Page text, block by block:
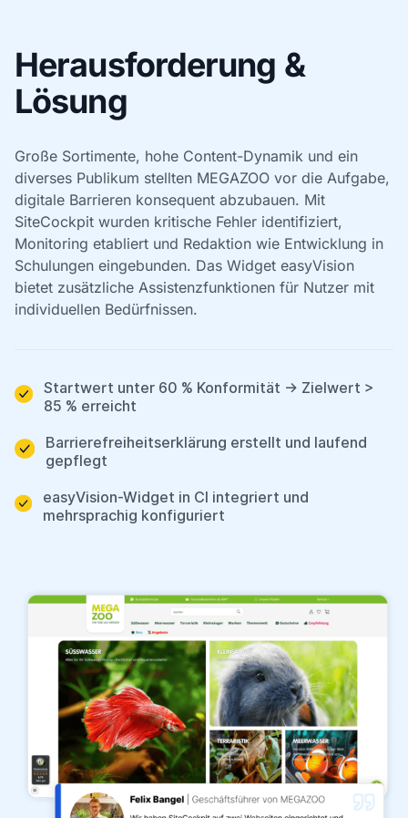
Herausforderung &
Lösung
Große Sortimente, hohe Content-Dynamik und ein
diverses Publikum stellten MEGAZOO vor die Aufgabe,
digitale Barrieren konsequent abzubauen. Mit
SiteCockpit wurden kritische Fehler identifiziert,
Monitoring etabliert und Redaktion wie Entwicklung in
Schulungen eingebunden. Das Widget easyVision
bietet zusätzliche Assistenzfunktionen für Nutzer mit
individuellen Bedürfnissen.
Startwert unter 60 % Konformität → Zielwert >
85 % erreicht
Barrierefreiheitserklärung erstellt und laufend
gepflegt
easyVision-Widget in CI integriert und
mehrsprachig konfiguriert